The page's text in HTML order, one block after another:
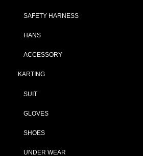
SAFETY HARNESS
HANS
ACCESSORY
KARTING
SUIT
GLOVES
SHOES
UNDER WEAR